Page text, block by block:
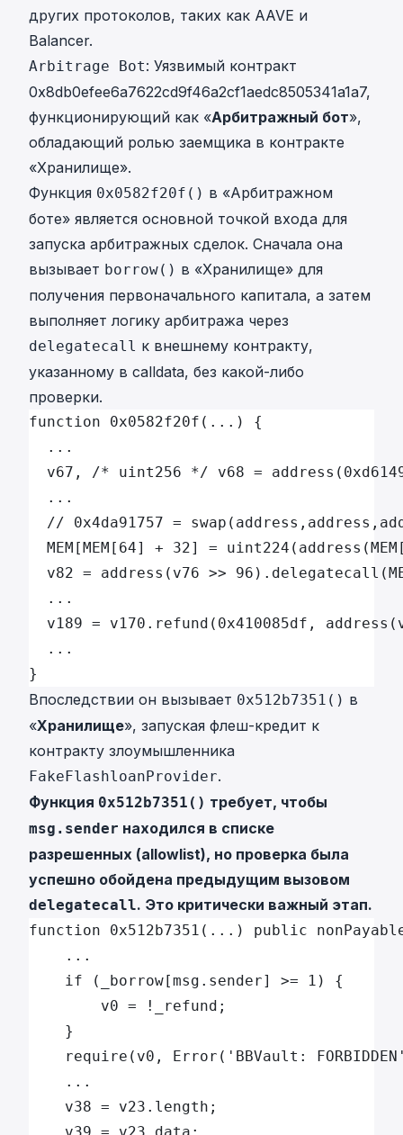
других протоколов, таких как AAVE и
Balancer.
Arbitrage Bot: Уязвимый контракт
0x8db0efee6a7622cd9f46a2cf1aedc8505341a1a7,
функционирующий как «Арбитражный бот»,
обладающий ролью заемщика в контракте
«Хранилище».
Функция 0x0582f20f() в «Арбитражном
боте» является основной точкой входа для
запуска арбитражных сделок. Сначала она
вызывает borrow() в «Хранилище» для
получения первоначального капитала, а затем
выполняет логику арбитража через
delegatecall к внешнему контракту,
указанному в calldata, без какой-либо
проверки.
function 0x0582f20f(...) {
  ...
v67, /* uint256 */ v68 =
  ...
// 0x4da91757 =
MEM[MEM[64] + 32] =
v82 = address(v76 >>
  ...
v189 = v170.refund(0x410085df,
  ...
}
Впоследствии он вызывает 0x512b7351() в
«Хранилище», запуская флеш-кредит к
контракту злоумышленника
FakeFlashloanProvider.
Функция 0x512b7351() требует, чтобы
msg.sender находился в списке
разрешенных (allowlist), но проверка была
успешно обойдена предыдущим вызовом
delegatecall. Это критически важный этап.
function 0x512b7351(...) public
    ...
    if (_borrow[msg.sender] >= 1) {
        v0 = !_refund;
    }
require(v0, Error('BBVault:
    ...
    v38 = v23.length;